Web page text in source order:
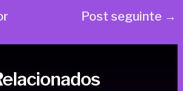
Post seguinte →